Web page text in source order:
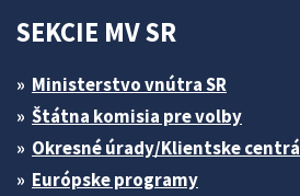
SEKCIE MV SR
Ministerstvo vnútra SR
Štátna komisia pre volby
Okresné úrady/Klientske centrá
Európske programy